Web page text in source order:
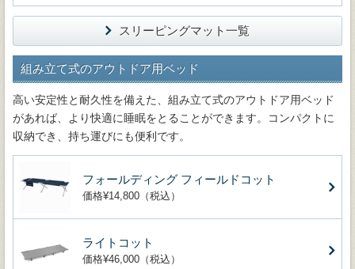
スリーピングマット一覧
組み立て式のアウトドア用ベッド
高い安定性と耐久性を備えた、組み立て式のアウトドア用ベッド
があれば、より快適に睡眠をとることができます。コンパクトに
収納でき、持ち運びにも便利です。
フォールディング フィールドコット
価格¥14,800（税込）
ライトコット
価格¥46,000（税込）